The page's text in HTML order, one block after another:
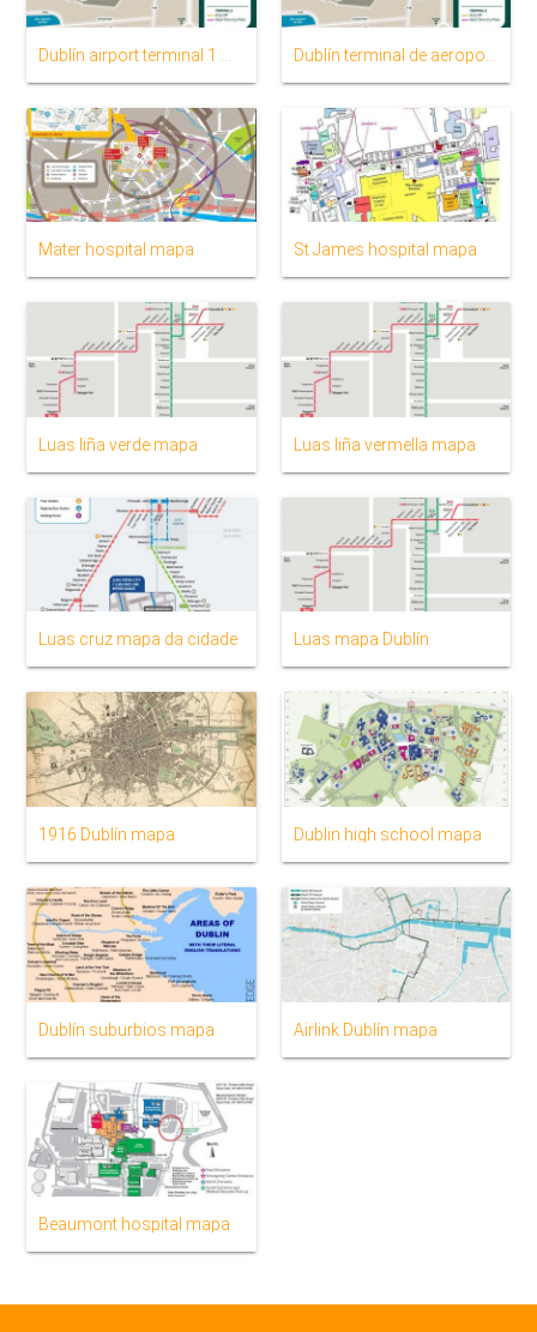
Mater hospital mapa St James hospital mapa
Luas liña verde mapa Luas liña vermella mapa
Luas cruz mapa da cidade Luas mapa Dublín
1916 Dublín mapa Dublin high school mapa
Dublín suburbios mapa Airlink Dublín mapa
Beaumont hospital mapa